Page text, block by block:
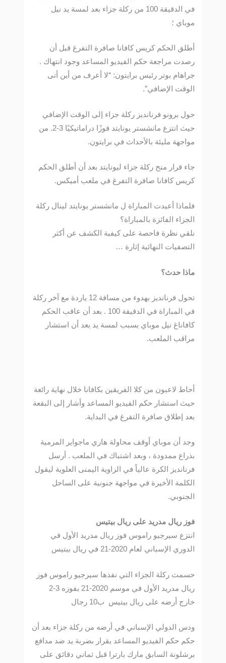
في الدقيقة 100 من ركلة جزاء بعد لمسة يد نيل
موباي ؛
أطلق الحكم كريس كافانا صافرة التفرغ قبل أن
رصدت مراجعة حكم الفيديو المساعد وجود انتهاك .
جراهام بوتر رئيس برايتون: “لا أعرف من أين أتى
الوقت الإضافي”.
حول برونو فرنانديز ركلة جزاء إلى الوقت الإضافي
حيث انتزع مانشستر يونايتد فوزًا دراماتيكيًا 3-2. من
مواجهة مليئة بالأحداث في برايتون.
جاء قرار منح ركلة جزاء ليونايتد بعد أن أطلق الحكم
كريس كافانا صافرة التفرغ في ملعب أميكس.
فلماذا أعيدت المباراة ل مانشستر يونايتد لينال ركلة
الجزاء الفائزة بالمباراة؟
نلقي نظرة فاحصة على كيفية الكشف عن أكثر
التصفيات النهائية إثارة …
ماذا حدث؟
تحول فرنانديز بهدوء من مسافة 12 ياردة مع آخر ركلة
في المباراة في الدقيقة 100 . بعد أن عاقب الحكم
كافاناغ نيل موباي بسبب لمسة يد بعد أن استشار
مراقب الملعب.
أحاط لاعبون من كلا الفريقين بكافانا خلال نهاية رائعة
حيث استشار حكم الفيديو المساعد وأشار إلى البقعة
بعد إطلاق صافرة التفرغ في البداية.
وجد أن موباي أوقف محاولة هاري ماجواير المرمية
بذراع ممدودة ، وبعد اشتباك في الملعب . أرسل
فرنانديز الكرة عالياً في الزاوية اليمنى العلوية ليقول
الكلمة الأخيرة في مواجهة جنونية على الساحل
الجنوبي.
فوز ريال مدريد على ريال بيتيس
انتزع سيرجيو راموس فوز ريال مدريد الأول في
الدوري الإسباني لعام 2020-21 في ريال بيتيس
حسمت ركلة الجزاء التي نفذها سيرجيو راموس فوز
ريال مدريد الأول في موسم 2020-21 بفوزه 3-2
خارج أرضه على ريال بيتيس ب10 رجال
ودس الدولي الإسباني في أرضه من ركلة جزاء بعد أن
حكم حكم الفيديو المساعد بقرار بضربة يد ضد مدافع
برشلونة السابق مارك بارترا قبل ثماني دقائق على